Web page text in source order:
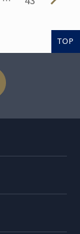
TOP